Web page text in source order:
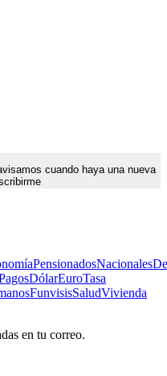
cuando haya una nueva
PensionadosNacionales
DólarEuroTasa
FunvisisSaludVivienda
en tu correo.